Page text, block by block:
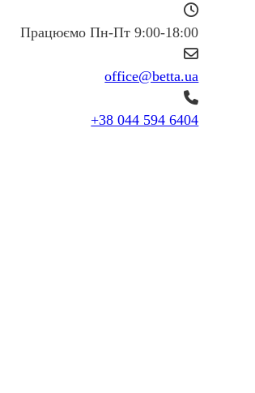
Працюємо Пн-Пт 9:00-18:00
office@betta.ua
+38 044 594 6404